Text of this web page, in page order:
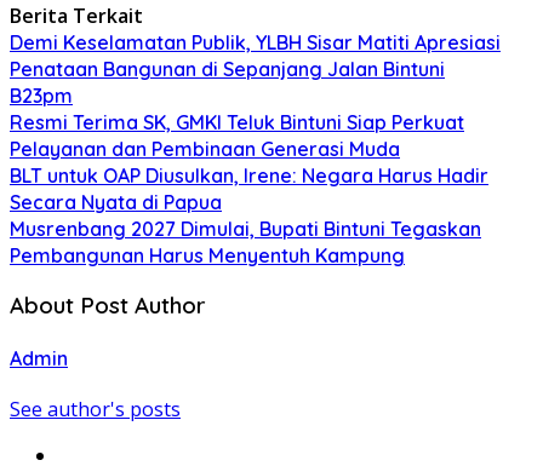
Berita Terkait
Demi Keselamatan Publik, YLBH Sisar Matiti Apresiasi
Penataan Bangunan di Sepanjang Jalan Bintuni
B23pm
Resmi Terima SK, GMKI Teluk Bintuni Siap Perkuat
Pelayanan dan Pembinaan Generasi Muda
BLT untuk OAP Diusulkan, Irene: Negara Harus Hadir
Secara Nyata di Papua
Musrenbang 2027 Dimulai, Bupati Bintuni Tegaskan
Pembangunan Harus Menyentuh Kampung
About Post Author
Admin
See author's posts